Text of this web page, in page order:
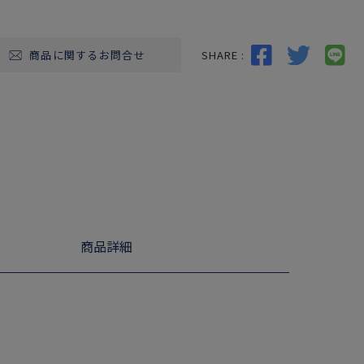
商品に関するお問合せ SHARE :
商品詳細